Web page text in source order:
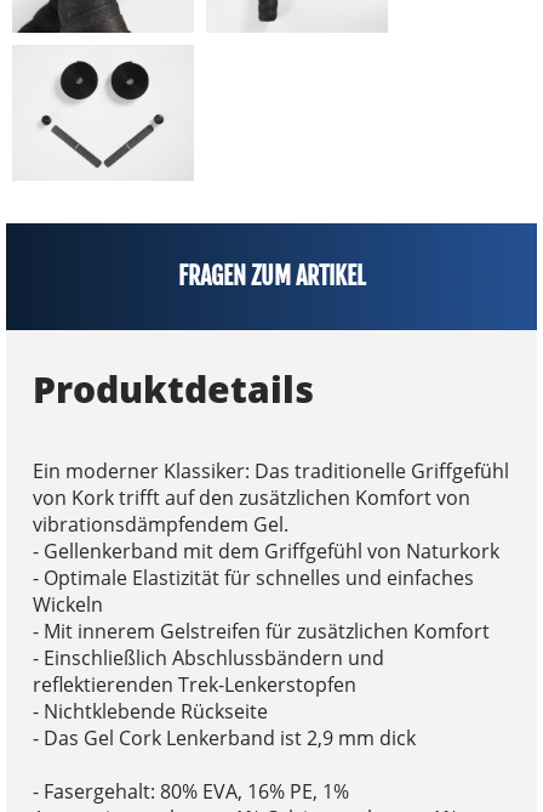
FRAGEN ZUM ARTIKEL
Produktdetails
Ein moderner Klassiker: Das traditionelle Griffgefühl
von Kork trifft auf den zusätzlichen Komfort von
vibrationsdämpfendem Gel.
- Gellenkerband mit dem Griffgefühl von Naturkork
- Optimale Elastizität für schnelles und einfaches
Wickeln
- Mit innerem Gelstreifen für zusätzlichen Komfort
- Einschließlich Abschlussbändern und
reflektierenden Trek-Lenkerstopfen
- Nichtklebende Rückseite
- Das Gel Cork Lenkerband ist 2,9 mm dick
- Fasergehalt: 80% EVA, 16% PE, 1%